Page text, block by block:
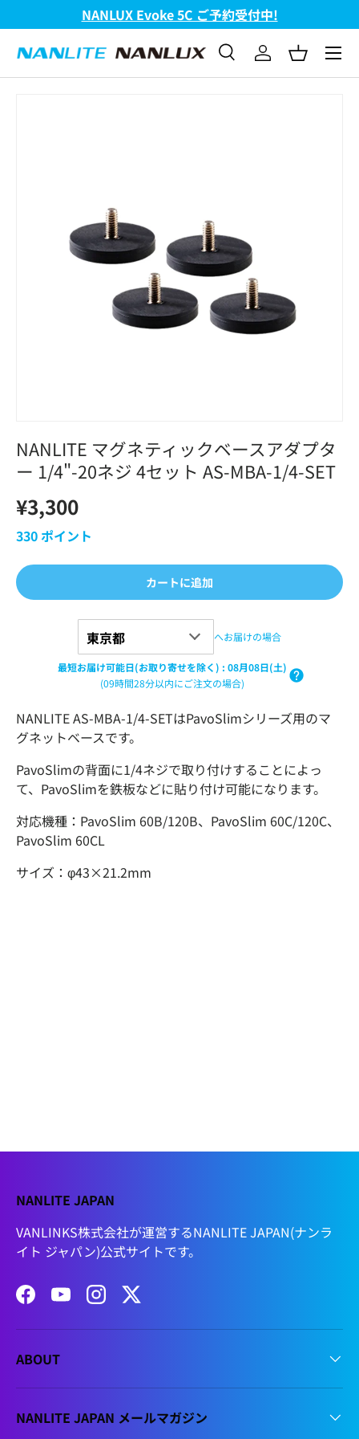
コンテンツへスキップ
NANLUX Evoke 5C ご予約受付中!
検索
検索 ログインバスケッ
メニ
NANLITE マグネティックベースアダプタ
ー 1/4"-20ネジ 4セット AS-MBA-1/4-SET
¥3,300
330ポイント
カートに追加
へお届けの場合
最短お届け可能日(お取り寄せを除く) : 08月08日(土)
(09時間28分以内にご注文の場合)
NANLITE AS-MBA-1/4-SETはPavoSlimシリーズ用のマ
グネットベースです。
PavoSlimの背面に1/4ネジで取り付けすることによっ
て、PavoSlimを鉄板などに貼り付け可能になります。
対応機種：PavoSlim 60B/120B、PavoSlim 60C/120C、
PavoSlim 60CL
サイズ：φ43×21.2mm
NANLITE JAPAN
VANLINKS株式会社が運営するNANLITE JAPAN(ナンラ
イト ジャパン)公式サイトです。
FacebookYouTubeInstagramTwitter
ABOUT
NANLITE JAPAN メールマガジン